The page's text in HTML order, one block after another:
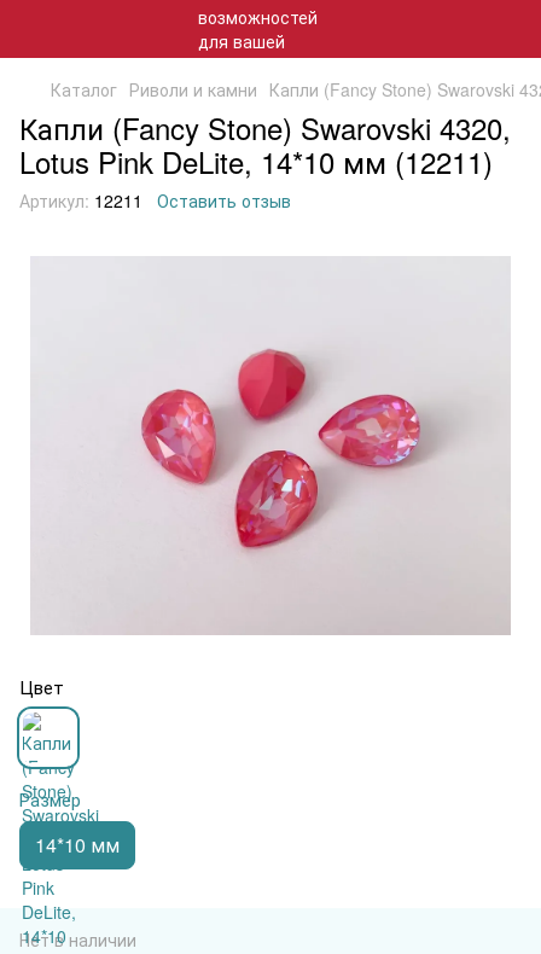
Каталог Риволи и камни Капли (Fancy Stone) Swarovski
Капли (Fancy Stone) Swarovski 4320,
Lotus Pink DeLite, 14*10 мм (12211)
Артикул: 12211 Оставить отзыв
Цвет
Размер
14*10 мм
Нет в наличии